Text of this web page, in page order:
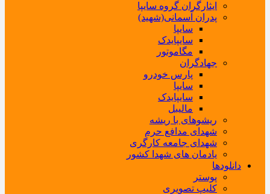
ایثارگران گروه سایپا
پدران آسمانی(شهید)
سایپا
سایپایدک
مگاموتور
جهادگران
پارس خودرو
سایپا
سایپایدک
مالیبل
ریشوهای با ریشه
شهدای مدافع حرم
شهدای جامعه کارگری
یادمان های شهدا کشور
دانلودها
پوستر
کلیپ تصویری